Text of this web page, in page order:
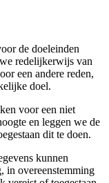
de doeleinden
redelijkerwijs van
een andere reden,
doel.
voor een niet
en leggen we de
dit te doen.
kunnen
in overeenstemming